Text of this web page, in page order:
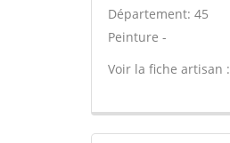
Département: 45
Peinture -
Voir la fiche artisan :